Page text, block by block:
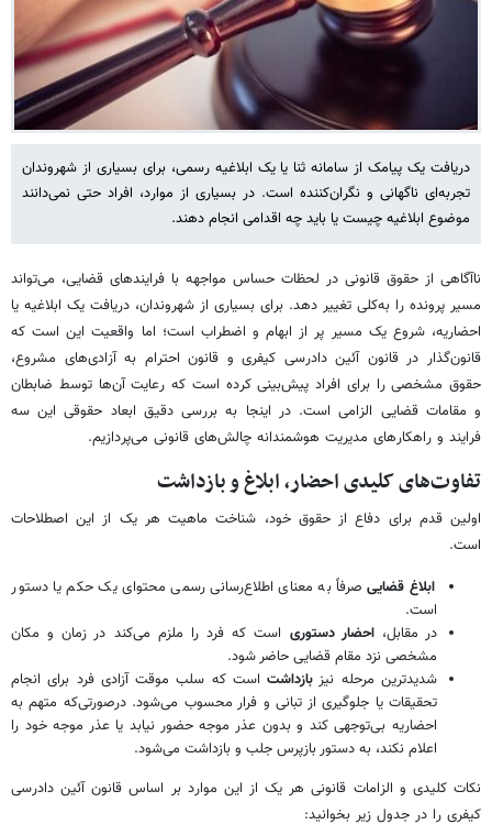
دریافت یک پیامک از سامانه ثنا یا یک ابلاغیه رسمی، برای بسیاری از شهروندان
تجربه‌ای ناگهانی و نگران‌کننده است. در بسیاری از موارد، افراد حتی نمی‌دانند
موضوع ابلاغیه چیست یا باید چه اقدامی انجام دهند.
ناآگاهی از حقوق قانونی در لحظات حساس مواجهه با فرایندهای قضایی، می‌تواند
مسیر پرونده را به‌کلی تغییر دهد. برای بسیاری از شهروندان، دریافت یک ابلاغیه یا
احضاریه، شروع یک مسیر پر از ابهام و اضطراب است؛ اما واقعیت این است که
قانون‌گذار در قانون آئین دادرسی کیفری و قانون احترام به آزادی‌های مشروع،
حقوق مشخصی را برای افراد پیش‌بینی کرده است که رعایت آن‌ها توسط ضابطان
و مقامات قضایی الزامی است. در اینجا به بررسی دقیق ابعاد حقوقی این سه
فرایند و راهکارهای مدیریت هوشمندانه چالش‌های قانونی می‌پردازیم.
تفاوت‌های کلیدی احضار، ابلاغ و بازداشت
اولین قدم برای دفاع از حقوق خود، شناخت ماهیت هر یک از این اصطلاحات
است.
ابلاغ قضایی صرفاً به معنای اطلاع‌رسانی رسمی محتوای یک حکم یا دستور
است.
در مقابل،احضار دستوری است که فرد را ملزم می‌کند در زمان و مکان
مشخصی نزد مقام قضایی حاضر شود.
شدیدترین مرحله نیز بازداشتاست که سلب موقت آزادی فرد برای انجام
تحقیقات یا جلوگیری از تبانی و فرار محسوب می‌شود. درصورتی‌که متهم به
احضاریه بی‌توجهی کند و بدون عذر موجه حضور نیابد یا عذر موجه خود را
اعلام نکند، به دستور بازپرس جلب و بازداشت می‌شود.
نکات کلیدی و الزامات قانونی هر یک از این موارد بر اساس قانون آئین دادرسی
کیفری را در جدول زیر بخوانید: